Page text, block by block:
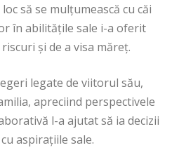
să se mulțumească cu căi
în abilitățile sale i-a oferit
și de a visa măreț.
legate de viitorul său,
apreciind perspectivele
l-a ajutat să ia decizii
aspirațiile sale.